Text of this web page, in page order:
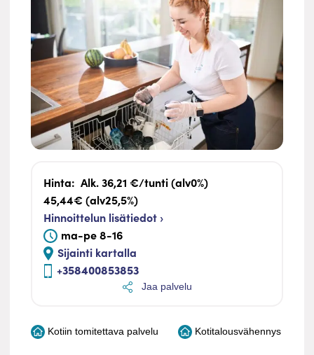
Hinta: Alk. 36,21 €/tunti (alv0%)
45,44€ (alv25,5%)
Hinnoittelun lisätiedot ›
ma-pe 8-16
Sijainti kartalla
+358400853853
Jaa palvelu
Kotiin tomitettava palvelu Kotitalousvähennys